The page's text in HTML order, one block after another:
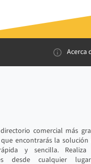
Acerca
comercial más
encontrarás la solución
y sencilla.
desde cualquier